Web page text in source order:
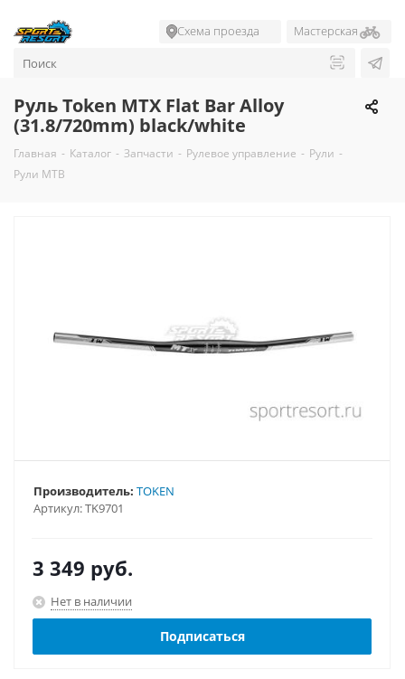
Схема проезда Мастерская
Руль Token MTX Flat Bar Alloy
(31.8/720mm) black/white
Главная - Каталог - Запчасти - Рулевое управление - Рули -
Рули MTB
Артикул:TK9701
Производитель: TOKEN
3 349 руб.
Нет в наличии
Подписаться